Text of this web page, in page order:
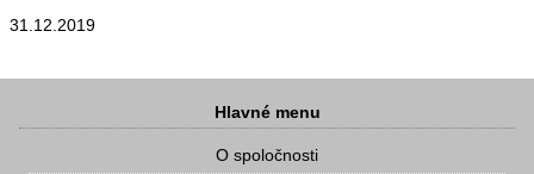
31.12.2019
Hlavné menu
O spoločnosti